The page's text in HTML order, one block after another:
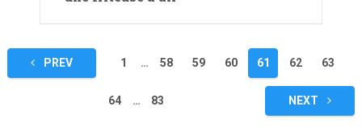
Pagination
des
publications
PREV 1 … 58 59 60 61 62 63
64 … 83 NEXT